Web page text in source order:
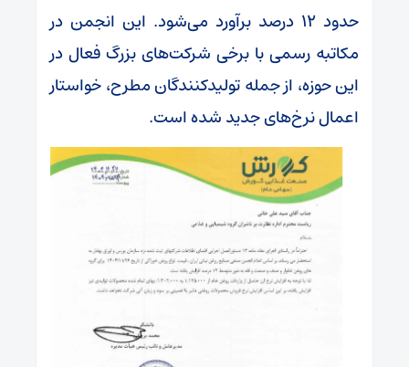
حدود ۱۲ درصد برآورد می‌شود. این انجمن در
مکاتبه رسمی با برخی شرکت‌های بزرگ فعال در
این حوزه، از جمله تولیدکنندگان مطرح، خواستار
اعمال نرخ‌های جدید شده است.